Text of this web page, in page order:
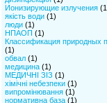
Ионизирующие излучения
якість води(1)
люди(1)
НПАОП (1)
Классификация природных
(1)
обвал(1)
медицина(1)
МЕДИЧНІ ЗІЗ (1)
хімічні небезпеки(1)
випромінювання(1)
нормативна база(1)